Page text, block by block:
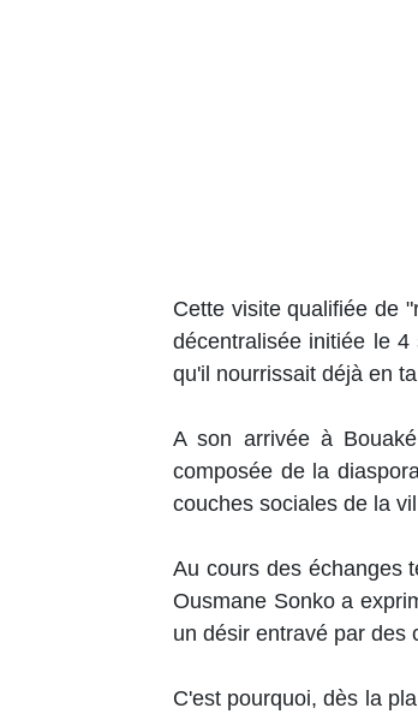
Cette visite qualifiée de
décentralisée initiée le
qu'il nourrissait déjà en
A son arrivée à
composée de la
couches sociales de la
Au cours des échanges
Ousmane Sonko a
un désir entravé par des
C'est pourquoi, dès la